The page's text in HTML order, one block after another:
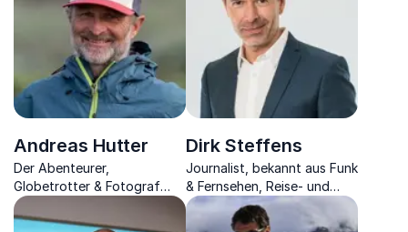
Andreas Hutter
Der Abenteurer,
Globetrotter & Fotograf
nimmt Sie mit auf eine Reise
durch die Welt und
Dirk Steffens
Journalist, bekannt aus Funk
& Fernsehen, Reise- und
Naturfilmemacher der mit
Leidenschaft für unseren